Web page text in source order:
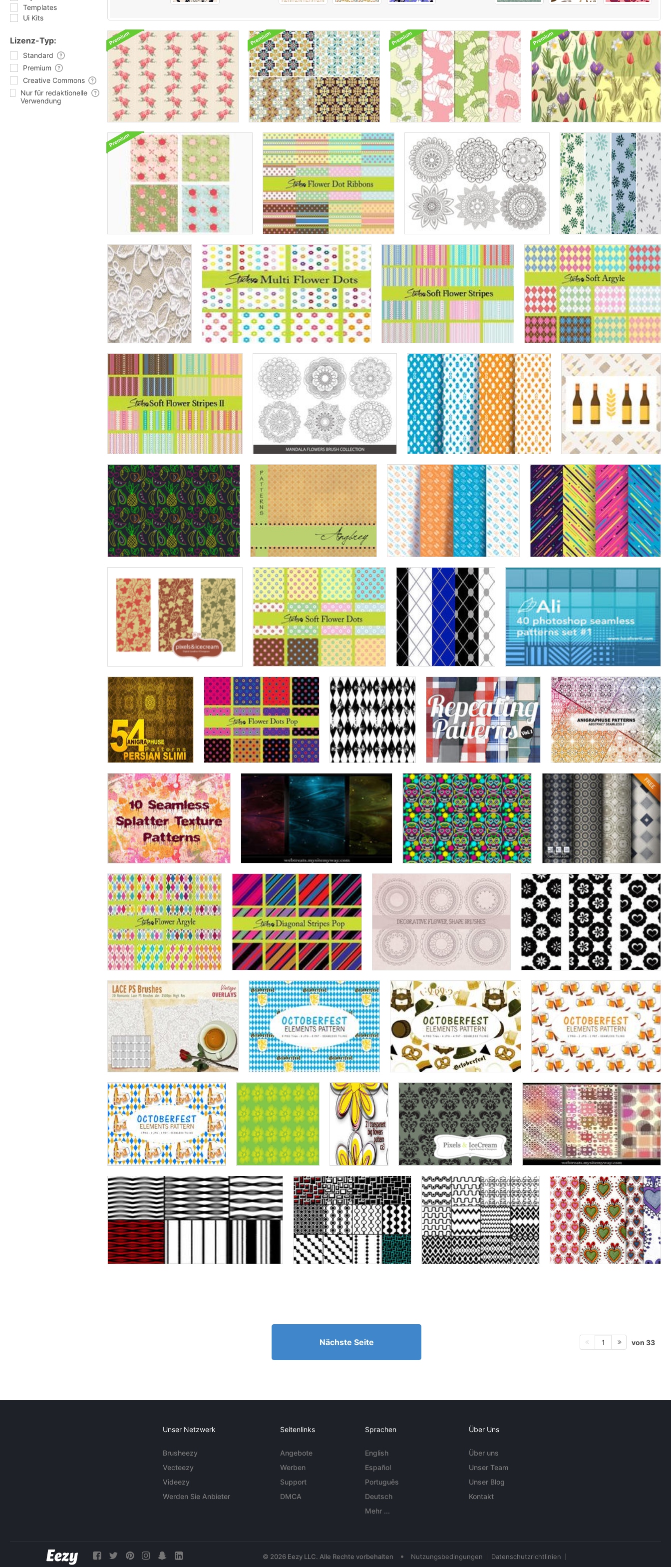
Templates
Ui Kits
Lizenz-Typ:
Standard
Premium
Creative Commons
Nur für redaktionelle
Verwendung
Nächste Seite 1 von 33
Unser Netzwerk
Brusheezy
Vecteezy
Videezy
Werden Sie Anbieter
Seitenlinks
Angebote
Werben
Support
DMCA
Sprachen
English
Español
Português
Deutsch
Mehr ...
Über Uns
Über uns
Unser Team
Unser Blog
Kontakt
© 2026 Eezy LLC. Alle Rechte vorbehalten • Nutzungsbedingungen Datenschutzrichtlinien